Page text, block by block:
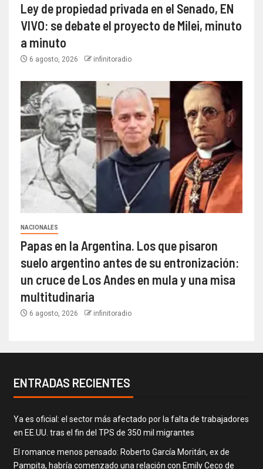
Ley de propiedad privada en el Senado, EN
VIVO: se debate el proyecto de Milei, minuto
a minuto
6 agosto, 2026 infinitoradio
NACIONALES
Papas en la Argentina. Los que pisaron
suelo argentino antes de su entronización:
un cruce de Los Andes en mula y una misa
multitudinaria
6 agosto, 2026 infinitoradio
ENTRADAS RECIENTES
Ya es oficial: el sector más afectado por la falta de trabajadores
en EE.UU. tras el fin del TPS de 350 mil migrantes
El romance menos pensado: Roberto García Moritán, ex de
Pampita, habría comenzado una relación con Emily Ceco de